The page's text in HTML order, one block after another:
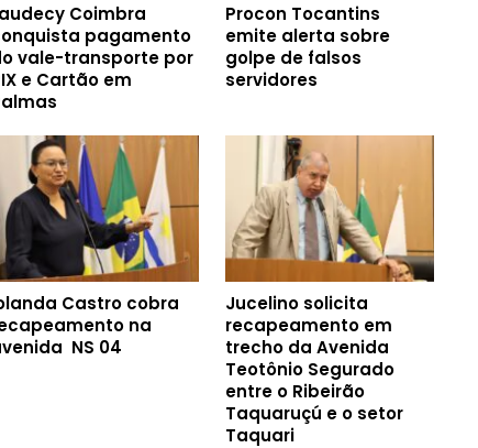
Coimbra
pagamento
vale-transporte por
e Cartão em
Procon Tocantins
emite alerta sobre
golpe de falsos
servidores
Castro cobra
na
NS 04
Jucelino solicita
recapeamento em
trecho da Avenida
Teotônio Segurado
entre o Ribeirão
Taquaruçú e o setor
Taquari